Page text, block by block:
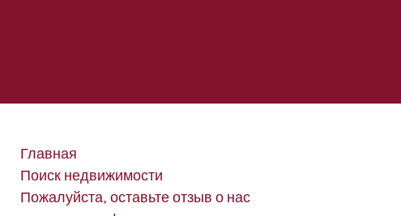
Главная
Поиск недвижимости
Пожалуйста, оставьте отзыв о нас